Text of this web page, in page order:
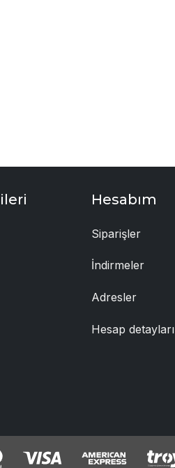
Hesabım
Siparişler
İndirmeler
Adresler
Hesap detayları